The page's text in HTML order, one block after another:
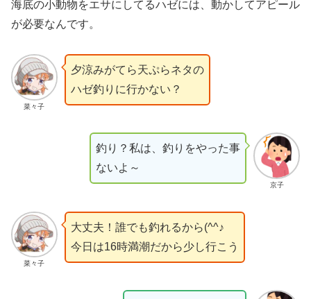
海底の小動物をエサにしてるハゼには、動かしてアピール
が必要なんです。
菜々子
夕涼みがてら天ぷらネタの
ハゼ釣りに行かない？
京子
釣り？私は、釣りをやった事
ないよ～
菜々子
大丈夫！誰でも釣れるから(^^♪
今日は16時満潮だから少し行こう